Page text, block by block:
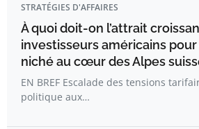
STRATÉGIES D'AFFAIRES
À quoi doit-on l’attrait
investisseurs américains
niché au cœur des Alpes
EN BREF Escalade des tensions
politique aux…